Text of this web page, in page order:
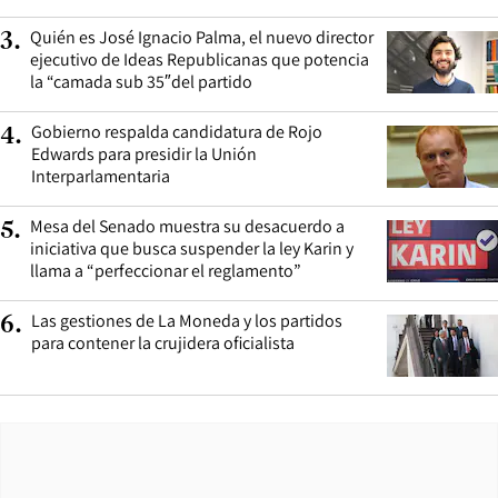
3. Quién es José Ignacio Palma, el nuevo director
ejecutivo de Ideas Republicanas que potencia
la “camada sub 35″del partido
4. Gobierno respalda candidatura de Rojo
Edwards para presidir la Unión
Interparlamentaria
5. Mesa del Senado muestra su desacuerdo a
iniciativa que busca suspender la ley Karin y
llama a “perfeccionar el reglamento”
6. Las gestiones de La Moneda y los partidos
para contener la crujidera oficialista